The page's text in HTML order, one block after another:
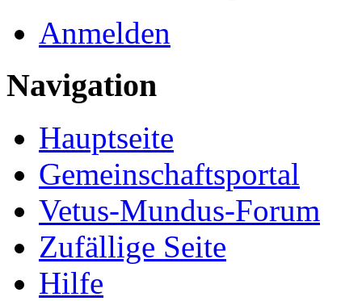
Anmelden
Navigation
Hauptseite
Gemeinschaftsportal
Vetus-Mundus-Forum
Zufällige Seite
Hilfe